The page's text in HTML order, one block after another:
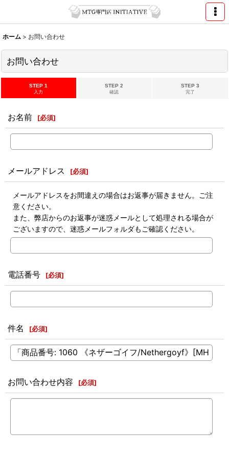
ホーム > お問い合わせ
お問い合わせ
STEP 1
入力
STEP 2
確認
STEP 3
完了
お名前 [必須]
メールアドレス [必須]
メールアドレスをお間違えの場合はお返事が届きません。ご注
意ください。
また、弊店からのお返事が迷惑メールとして処理される場合が
ございますので、迷惑メールフォルダもご確認ください。
電話番号 [必須]
件名 [必須]
お問い合わせ内容 [必須]